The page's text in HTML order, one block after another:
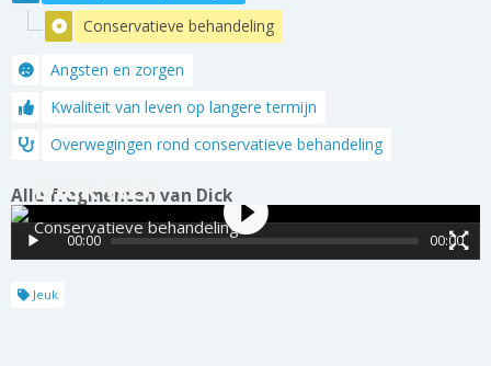
Conservatieve behandeling
Angsten en zorgen
Kwaliteit van leven op langere termijn
Overwegingen rond conservatieve behandeling
Alle fragmenten van Dick
Dick (83)
Conservatieve behandeling
00:00 00:00
Jeuk